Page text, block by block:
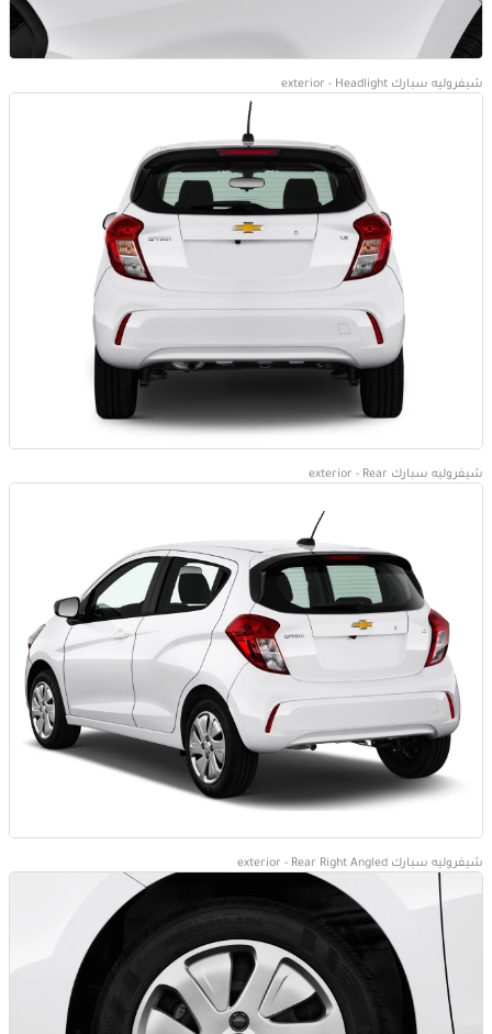
شيفروليه سبارك exterior - Headlight
شيفروليه سبارك exterior - Rear
شيفروليه سبارك exterior - Rear Right Angled